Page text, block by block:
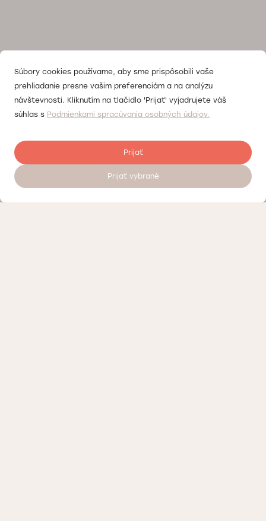
Súbory cookies používame, aby sme prispôsobili vaše
prehliadanie presne vašim preferenciám a na analýzu
návštevnosti. Kliknutím na tlačidlo 'Prijať' vyjadrujete váš
súhlas s Podmienkami spracúvania osobných údajov.
Prijať
Prijať vybrané
Objednať sa na vyšetrenie 24/7